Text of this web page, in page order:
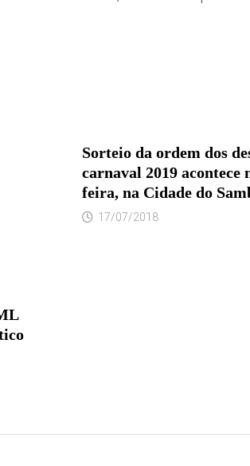
Sorteio da ordem dos
carnaval 2019 acontece
feira, na Cidade do
17/07/2018